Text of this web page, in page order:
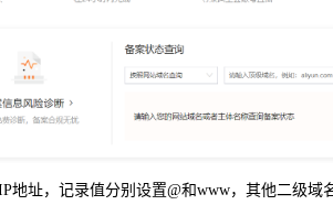
地址，记录值分别设置@和www，其他二级域